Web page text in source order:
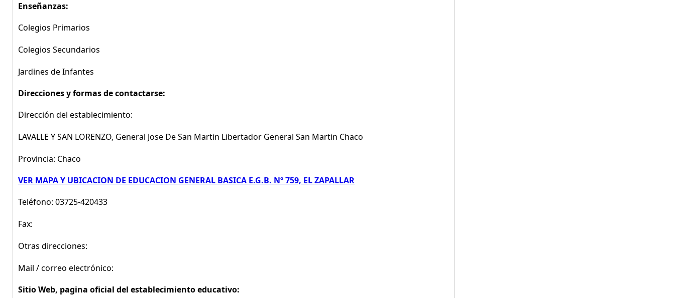
Enseñanzas:
Colegios Primarios
Colegios Secundarios
Jardines de Infantes
Direcciones y formas de contactarse:
Dirección del establecimiento:
LAVALLE Y SAN LORENZO, General Jose De San Martin Libertador General San Martin Chaco
Provincia: Chaco
VER MAPA Y UBICACION DE EDUCACION GENERAL BASICA E.G.B. Nº 759, EL ZAPALLAR
Teléfono: 03725-420433
Fax:
Otras direcciones:
Mail / correo electrónico:
Sitio Web, pagina oficial del establecimiento educativo: